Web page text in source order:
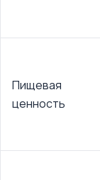
Пищевая
ценность